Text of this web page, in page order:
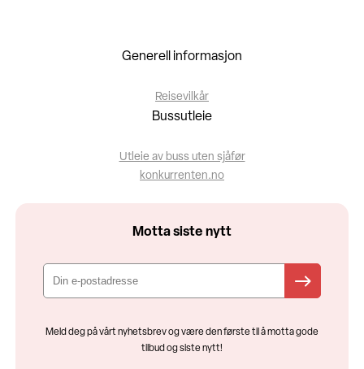
Generell informasjon
Reisevilkår
Bussutleie
Utleie av buss uten sjåfør
konkurrenten.no
Motta siste nytt
Meld deg på vårt nyhetsbrev og være den første til å motta gode
tilbud og siste nytt!